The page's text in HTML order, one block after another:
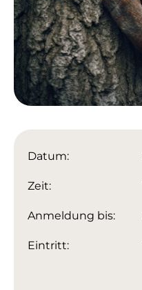
Datum:
Zeit:
Anmeldung bis:
Eintritt: